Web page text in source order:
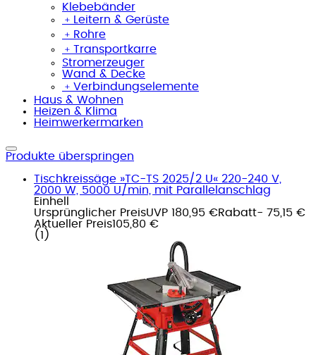
Klebebänder
﹢
Leitern & Gerüste
﹢ Rohre
﹢ Transportkarre
Stromerzeuger
Wand & Decke
﹢ Verbindungselemente
Haus & Wohnen
Heizen & Klima
Heimwerkermarken
Produkte überspringen
Tischkreissäge »TC-TS 2025/2 U« 220-240 V,
2000 W, 5000 U/min, mit Parallelanschlag
Einhell
Ursprünglicher PreisUVP 180,95 €Rabatt- 75,15 €
Aktueller Preis105,80 €
( 1 )